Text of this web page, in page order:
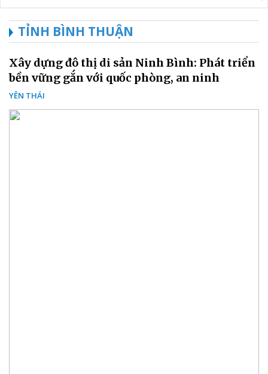
TỈNH BÌNH THUẬN
Xây dựng đô thị di sản Ninh Bình: Phát triển
bền vững gắn với quốc phòng, an ninh
YÊN THÁI